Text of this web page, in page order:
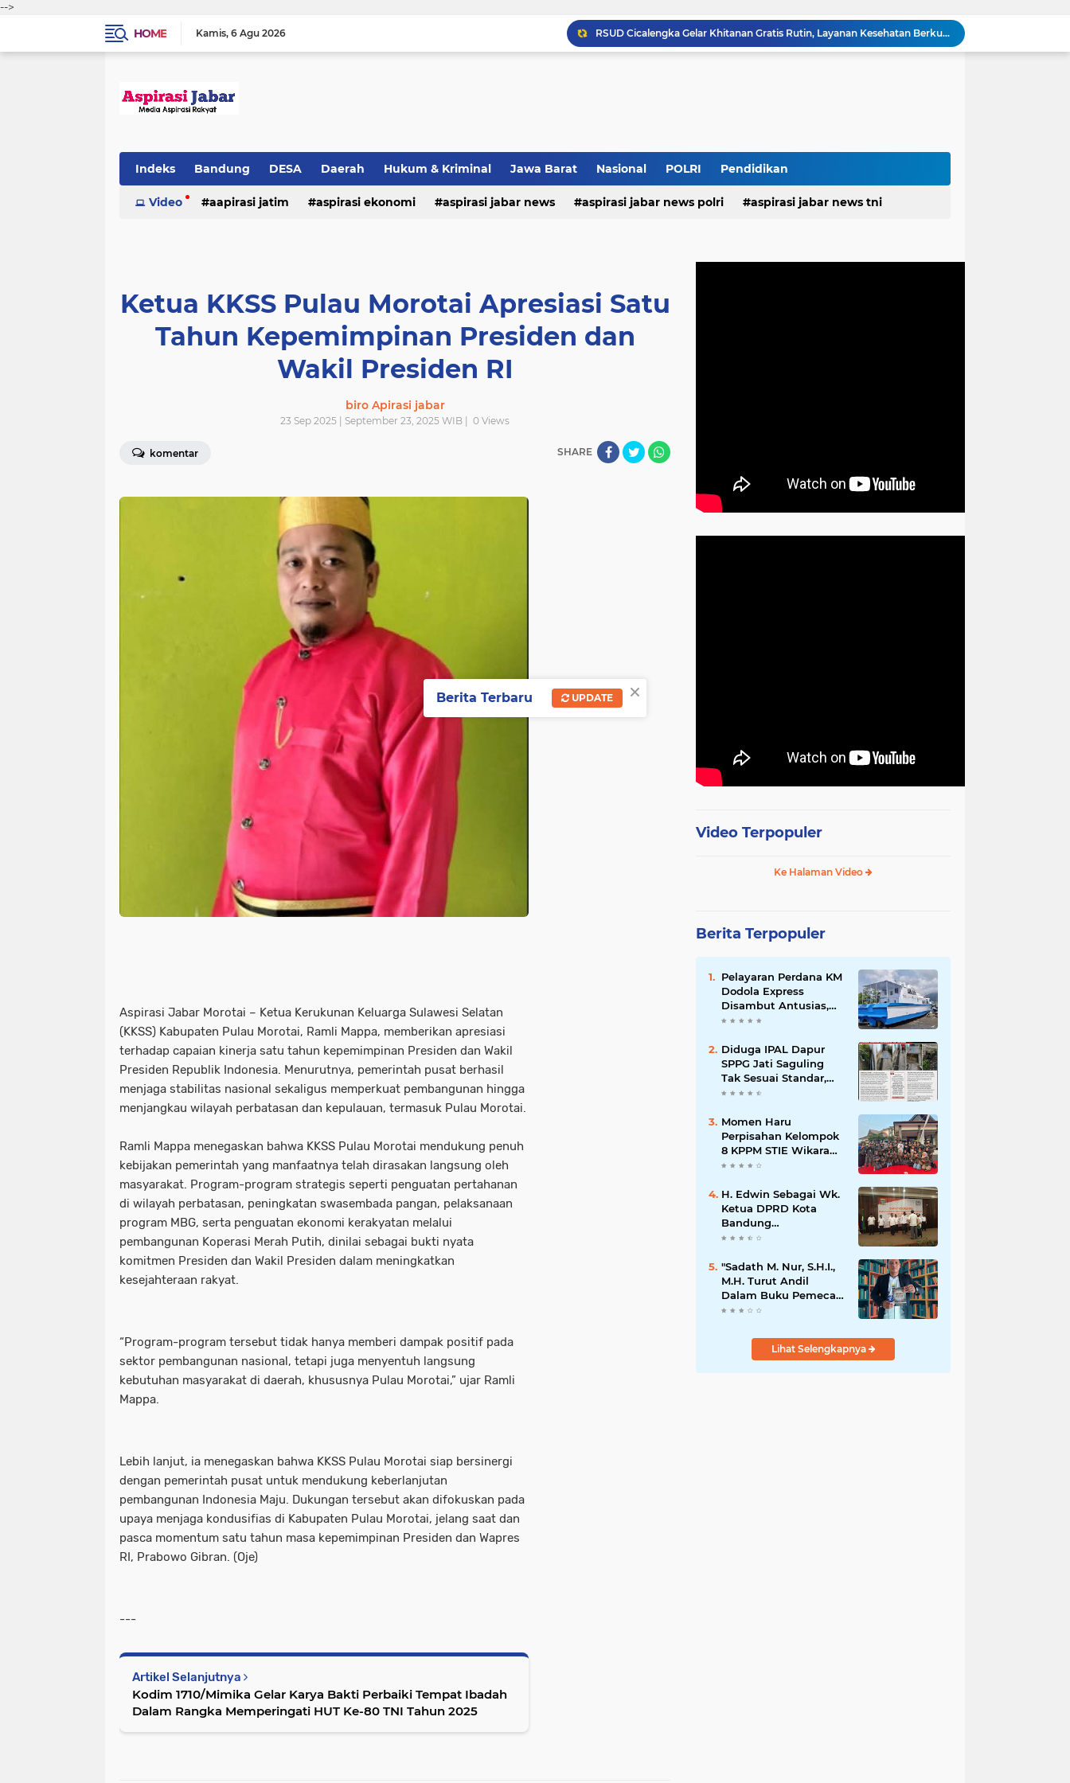
-->
HOME
Kamis 6 Agu 2026
RSUD Cicalengka Gelar Khitanan Gratis Rutin, Layanan Kesehatan Berkualitas Tanpa Beban Biaya
DPRD Sumedang Tegaskan Komitmen Kawal Program Nasional, Pastikan Pembangunan Desa Berpihak kepada Masyarakat
Indeks Bandung DESA Daerah Hukum & Kriminal Jawa Barat Nasional POLRI Pendidikan
Video aapirasi jatim aspirasi ekonomi aspirasi jabar news aspirasi jabar news polri aspirasi jabar news tni
Ketua KKSS Pulau Morotai Apresiasi Satu
Tahun Kepemimpinan Presiden dan
Wakil Presiden RI
biro Apirasi jabar
23 Sep 2025 | September 23, 2025 WIB | 0 Views
komentar SHARE
Aspirasi Jabar Morotai – Ketua Kerukunan Keluarga Sulawesi Selatan
(KKSS) Kabupaten Pulau Morotai, Ramli Mappa, memberikan apresiasi
terhadap capaian kinerja satu tahun kepemimpinan Presiden dan Wakil
Presiden Republik Indonesia. Menurutnya, pemerintah pusat berhasil
menjaga stabilitas nasional sekaligus memperkuat pembangunan hingga
menjangkau wilayah perbatasan dan kepulauan, termasuk Pulau Morotai.
Ramli Mappa menegaskan bahwa KKSS Pulau Morotai mendukung penuh
kebijakan pemerintah yang manfaatnya telah dirasakan langsung oleh
masyarakat. Program-program strategis seperti penguatan pertahanan
di wilayah perbatasan, peningkatan swasembada pangan, pelaksanaan
program MBG, serta penguatan ekonomi kerakyatan melalui
pembangunan Koperasi Merah Putih, dinilai sebagai bukti nyata
komitmen Presiden dan Wakil Presiden dalam meningkatkan
kesejahteraan rakyat.
“Program-program tersebut tidak hanya memberi dampak positif pada
sektor pembangunan nasional, tetapi juga menyentuh langsung
kebutuhan masyarakat di daerah, khususnya Pulau Morotai,” ujar Ramli
Mappa.
Lebih lanjut, ia menegaskan bahwa KKSS Pulau Morotai siap bersinergi
dengan pemerintah pusat untuk mendukung keberlanjutan
pembangunan Indonesia Maju. Dukungan tersebut akan difokuskan pada
upaya menjaga kondusifias di Kabupaten Pulau Morotai, jelang saat dan
pasca momentum satu tahun masa kepemimpinan Presiden dan Wapres
RI, Prabowo Gibran. (Oje)
---
Artikel Selanjutnya
Kodim 1710/Mimika Gelar Karya Bakti Perbaiki Tempat Ibadah
Dalam Rangka Memperingati HUT Ke-80 TNI Tahun 2025
Video Terpopuler
Ke Halaman Video
Berita Terpopuler
Pelayaran Perdana KM
Dodola Express
Disambut Antusias,
Baling-Baling Segera
Diduga IPAL Dapur
SPPG Jati Saguling
Tak Sesuai Standar,
Warga Keluhkan
Mengalir ke Sungai
Momen Haru
Perpisahan Kelompok
8 KPPM STIE Wikara
Bersama Kepala Desa
Kecamatan Bojong
H. Edwin Sebagai Wk.
Ketua DPRD Kota
Bandung
Mengapresiasi Dan
Kepada
Kepemimpinan Merdi
Hajiji Sebagai ketua
DPD Lpm Kota
2021-2026
"Sadath M. Nur, S.H.I.,
M.H. Turut Andil
Dalam Buku Pemecah
Rekor MURI Puisi
Lihat Selengkapnya
×
Berita Terbaru UPDATE